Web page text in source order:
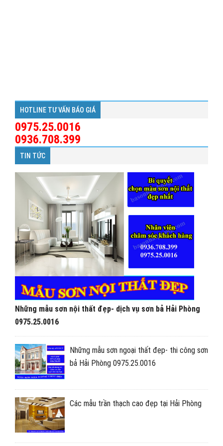
HOTLINE TƯ VẤN BÁO GIÁ
0975.25.0016
0936.708.399
TIN TỨC
Những mẫu sơn nội thất đẹp- dịch vụ sơn bả Hải Phòng
0975.25.0016
Những mẫu sơn ngoại thất đẹp- thi công sơn
bả Hải Phòng 0975.25.0016
Các mẫu trần thạch cao đẹp tại Hải Phòng